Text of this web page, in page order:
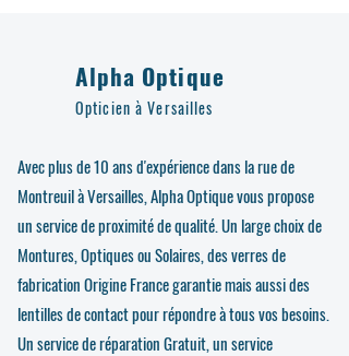
Alpha Optique
Opticien à Versailles
Avec plus de 10 ans d'expérience dans la rue de
Montreuil à Versailles, Alpha Optique vous propose
un service de proximité de qualité. Un large choix de
Montures, Optiques ou Solaires, des verres de
fabrication Origine France garantie mais aussi des
lentilles de contact pour répondre à tous vos besoins.
Un service de réparation Gratuit, un service